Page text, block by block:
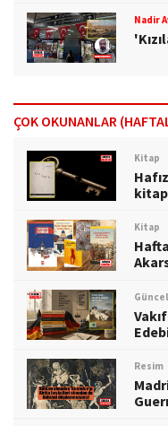
Nadir
ÇOK OKUNANLAR
Kitap
Kitap
Güncel
Resim